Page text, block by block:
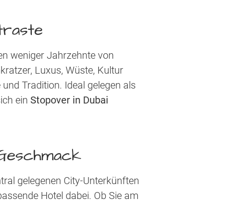
weniger Jahrzehnte von
Luxus, Wüste, Kultur
Tradition. Ideal gelegen als
ein Stopover in Dubai
gelegenen City-Unterkünften
Hotel dabei. Ob Sie am